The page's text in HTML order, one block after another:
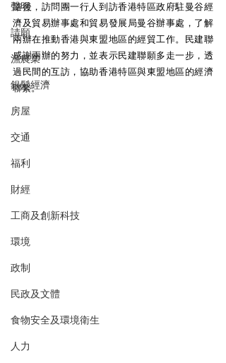
聲明
請願
漁農業
銀髮經濟
房屋
交通
福利
財經
工商及創新科技
環境
政制
民政及文體
食物安全及環境衛生
人力
隨後，訪問團一行人到訪香港特區政府駐曼谷經
濟及貿易辦事處和貿易發展局曼谷辦事處，了解
兩辦在推動香港與東盟地區的經貿工作。民建聯
感謝兩辦的努力，並表示民建聯願多走一步，透
過民間的互訪，協助香港特區與東盟地區的經濟
聯繫。